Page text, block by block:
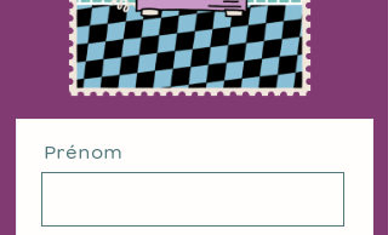
Prénom